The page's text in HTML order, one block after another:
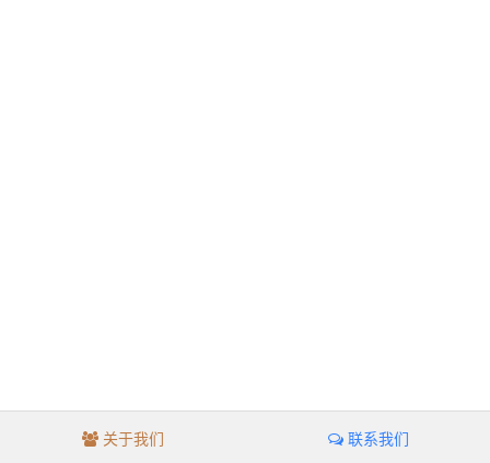
关于我们 联系我们